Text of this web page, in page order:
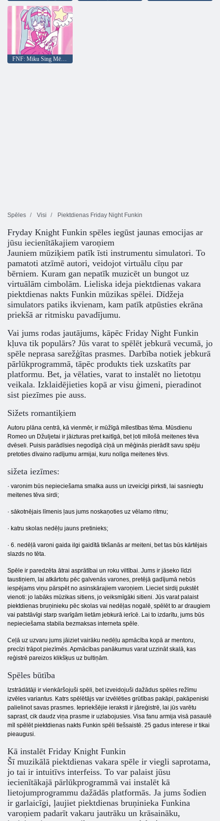
FNF: Miku Sing Mēģiniet vēlreiz tūlīt
Spēles Visi Piektdienas Friday Night Funkin
Fryday Knight Funkin spēles iegūst jaunas emocijas ar
jūsu iecienītākajiem varoņiem
Jauniem mūziķiem patīk īsti instrumentu simulatori. To
pamatoti atzīmē autori, veidojot virtuālu cīņu par
bērniem. Kuram gan nepatīk muzicēt un bungot uz
virtuālām cimbolām. Lieliska ideja piektdienas vakara
piektdienas nakts Funkin mūzikas spēlei. Dīdžeja
simulators patiks ikvienam, kam patīk atpūsties ekrāna
priekšā ar ritmisku pavadījumu.
Vai jums rodas jautājums, kāpēc Friday Night Funkin
kļuva tik populārs? Jūs varat to spēlēt jebkurā vecumā, jo
spēle neprasa sarežģītas prasmes. Darbība notiek jebkurā
pārlūkprogrammā, tāpēc produkts tiek uzskatīts par
platformu. Bet, ja vēlaties, varat to instalēt no lietotņu
veikala. Izklaidējieties kopā ar visu ģimeni, pieradinot
sist piezīmes pie auss.
Sižets romantiķiem
Autoru plāna centrā, kā vienmēr, ir mūžīgā mīlestības tēma. Mūsdienu
Romeo un Džuljetai ir jāizturas pret kaitīgā, bet ļoti mīlošā meitenes tēva
dvēseli. Puisis parādīsies negodīgā cīņā un mēģinās pierādīt savu spēju
pretoties dīvaino radījumu armijai, kuru nolīga meitenes tēvs.
sižeta iezīmes:
· varonim būs nepieciešama smalka auss un izveicīgi pirksti, lai sasniegtu
meitenes tēva sirdi;
· sākotnējais līmenis ļaus jums noskaņoties uz vēlamo ritmu;
· katru skolas nedēļu jauns pretinieks;
· 6. nedēļā varoni gaida ilgi gaidītā tikšanās ar meiteni, bet tas būs kārtējais
slazds no tēta.
Spēle ir paredzēta ātrai asprātībai un roku viltībai. Jums ir jāseko līdzi
taustiņiem, lai atkārtotu pēc galvenās varones, pretējā gadījumā nebūs
iespējams viņu pārspēt no asinskārajiem varoņiem. Lieciet sirdij pukstēt
vienoti: jo labāks mūzikas sitiens, jo veiksmīgāki sitieni. Jūs varat palaist
piektdienas bruņinieku pēc skolas vai nedēļas nogalē, spēlēt to ar draugiem
vai patstāvīgi starp svarīgām lietām jebkurā ierīcē. Lai to izdarītu, jums būs
nepieciešama stabila bezmaksas interneta spēle.
Ceļā uz uzvaru jums jāiziet vairāku nedēļu apmācība kopā ar mentoru,
precīzi trāpot piezīmēs. Apmācības panākumus varat uzzināt skalā, kas
reģistrē pareizos klikšķus uz bultiņām.
Spēles būtība
Izstrādātāji ir vienkāršojuši spēli, bet izveidojuši dažādus spēles režīmu
izvēles variantus. Katrs spēlētājs var izvēlēties grūtības pakāpi, pakāpeniski
palielinot savas prasmes. Iepriekšējie ieraksti ir jāreģistrē, lai jūs varētu
saprast, cik daudz viņa prasme ir uzlabojusies. Visa fanu armija visā pasaulē
mīl spēlēt piektdienas nakts Funkin spēli tiešsaistē. 25 gadus interese ir tikai
pieaugusi.
Kā instalēt Friday Knight Funkin
Šī muzikālā piektdienas vakara spēle ir viegli saprotama,
jo tai ir intuitīvs interfeiss. To var palaist jūsu
iecienītākajā pārlūkprogrammā vai instalēt kā
lietojumprogrammu dažādās platformās. Ja jums šodien
ir garlaicīgi, ļaujiet piektdienas bruņinieka Funkina
varoņiem padarīt vakaru jautrāku un krāsaināku,